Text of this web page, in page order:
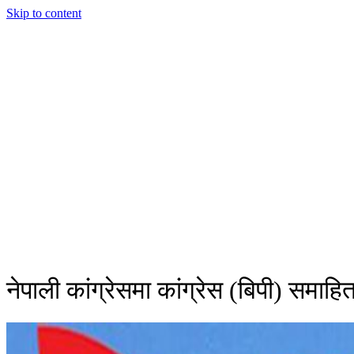
Skip to content
नेपाली कांग्रेसमा कांग्रेस (बिपी)